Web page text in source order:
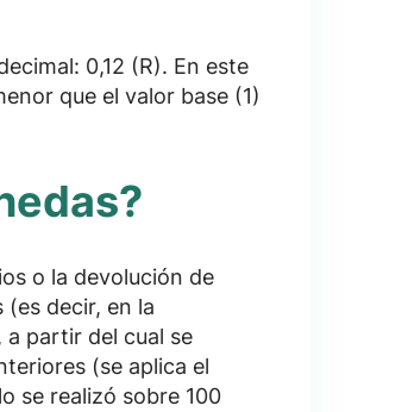
0,12 (R). En este
que el valor base (1)
o la devolución de
decir, en la
partir del cual se
(se aplica el
se realizó sobre 100